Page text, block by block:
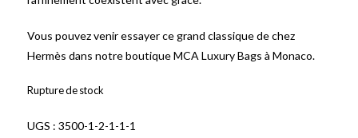
Vous pouvez venir essayer ce grand classique de chez
Hermès dans notre boutique MCA Luxury Bags à Monaco.
Rupture de stock
UGS : 3500-1-2-1-1-1